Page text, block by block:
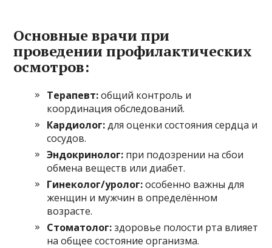
Основные врачи при
проведении профилактических
осмотров:
Терапевт:общий контроль и
координация обследований.
Кардиолог:для оценки состояния сердца и
сосудов.
Эндокринолог: при подозрении на сбои
обмена веществ или диабет.
Гинеколог/уролог:особенно важны для
женщин и мужчин в определённом
возрасте.
Стоматолог:здоровье полости рта влияет
на общее состояние организма.